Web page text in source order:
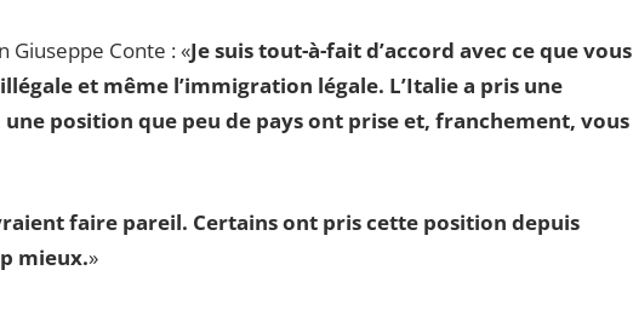
Conte : «Je suis tout-à-fait d’accord avec ce que vous
et même l’immigration légale. L’Italie a pris une
position que peu de pays ont prise et, franchement, vous
faire pareil. Certains ont pris cette position depuis
mieux.»